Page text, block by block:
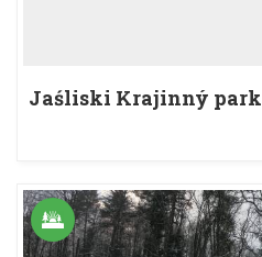
Jaśliski Krajinný park